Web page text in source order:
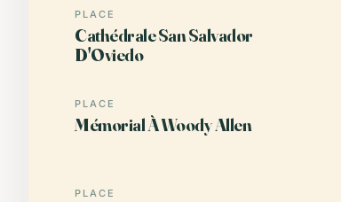
PLACE
Cathédrale San Salvador
D'Oviedo
PLACE
Mémorial À Woody Allen
PLACE